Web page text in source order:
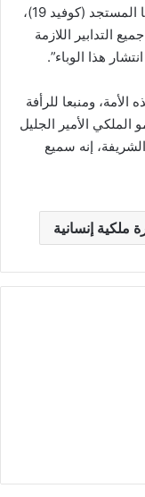
السجنية والإصلاحية من انتشار فيروس كورونا المستجد (كوفيد 19)،
التدابير اللازمة
هذا الوباء”.
الأمة، ومنبعا للرأفة
الأمير الجليل
إنه سميع
ملكية إنسانية